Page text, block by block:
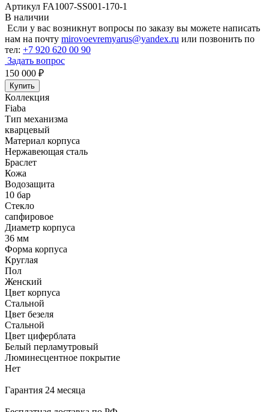
Артикул FA1007-SS001-170-1
В наличии
Если у вас возникнут вопросы по заказу вы можете написать
нам на почту mirovoevremyarus@yandex.ru или позвонить по
тел: +7 920 620 00 90
Задать вопрос
150 000 ₽
Купить
Коллекция
Fiaba
Тип механизма
кварцевый
Материал корпуса
Нержавеющая сталь
Браслет
Кожа
Водозащита
10 бар
Стекло
сапфировое
Диаметр корпуса
36 мм
Форма корпуса
Круглая
Пол
Женский
Цвет корпуса
Стальной
Цвет безеля
Стальной
Цвет циферблата
Белый перламутровый
Люминесцентное покрытие
Нет
Гарантия 24 месяца